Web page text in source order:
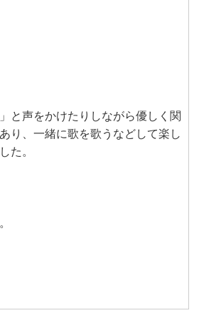
と声をかけたりしながら優しく関
り、一緒に歌を歌うなどして楽し
た。